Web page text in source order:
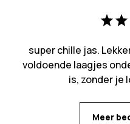
super chille jas.
voldoende laagjes
is, zonder je
Meer